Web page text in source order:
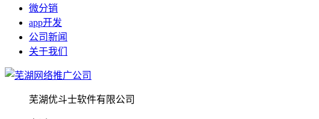
微分销
app开发
公司新闻
关于我们
芜湖优斗士软件有限公司